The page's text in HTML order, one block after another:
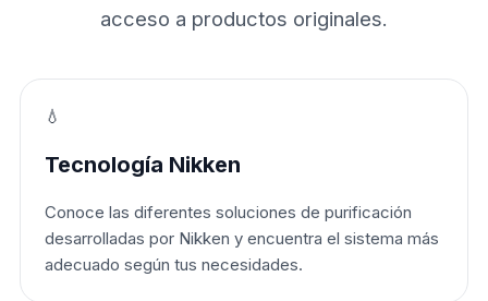
acceso a productos originales.
💧
Tecnología Nikken
Conoce las diferentes soluciones de purificación
desarrolladas por Nikken y encuentra el sistema más
adecuado según tus necesidades.